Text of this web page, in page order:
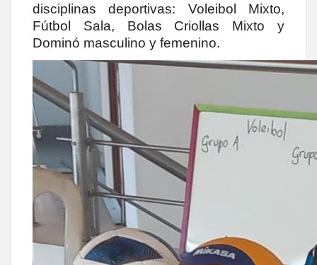
disciplinas deportivas: Voleibol Mixto,
Fútbol Sala, Bolas Criollas Mixto y
Dominó masculino y femenino.